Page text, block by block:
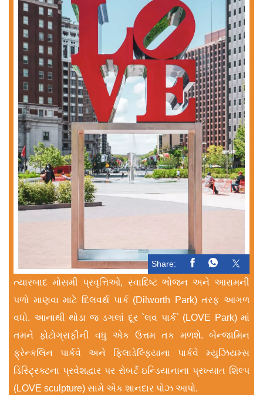
Share:
ત્યારબાદ મોસમી પ્રવૃત્તિઓ, સ્વાદિષ્ટ ભોજન અને આરામની
પળો માણવા માટે દિલવર્થ પાર્ક (Dilworth Park) તરફ આગળ
વધો. આનાથી થોડા જ ડગલાં દૂર `લવ પાર્ક` (LOVE Park) માં
તમને ફોટોગ્રાફીની વધુ એક ઉત્તમ તક મળશે. બેન્જામિન
ફ્રેન્કલિન પાર્કવે અને ફિલાડેલ્ફિયાના પાર્કવે મ્યુઝિયમ્સ
ડિસ્ટ્રિક્ટના પ્રવેશદ્વાર પર રોબર્ટ ઇન્ડિયાનાના પ્રખ્યાત શિલ્પ
(LOVE sculpture) સામે એક શાનદાર પોઝ આપો.